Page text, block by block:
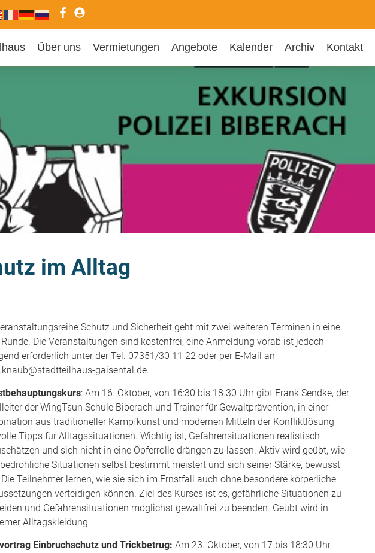
Über uns Vermietungen Angebote Kalender Archiv Kontakt
im Alltag
Schutz und Sicherheit geht mit zwei weiteren Terminen in eine
Runde. Die Veranstaltungen sind kostenfrei, eine Anmeldung vorab ist jedoch
erforderlich unter der Tel. 07351/30 11 22 oder per E-Mail an
gaisental.de.
: Am 16. Oktober, von 16:30 bis 18.30 Uhr gibt Frank Sendke, der
der WingTsun Schule Biberach und Trainer für Gewaltprävention, in einer
aus traditioneller Kampfkunst und modernen Mitteln der Konfliktlösung
Tipps für Alltagssituationen. Wichtig ist, Gefahrensituationen realistisch
und sich nicht in eine Opferrolle drängen zu lassen. Aktiv wird geübt, wie
Situationen selbst bestimmt meistert und sich seiner Stärke, bewusst
Teilnehmer lernen, wie sie sich im Ernstfall auch ohne besondere körperliche
verteidigen können. Ziel des Kurses ist es, gefährliche Situationen zu
und Gefahrensituationen möglichst gewaltfrei zu beenden. Geübt wird in
Alltagskleidung.
Einbruchschutz und Trickbetrug: Am 23. Oktober, von 17 bis 18:30 Uhr